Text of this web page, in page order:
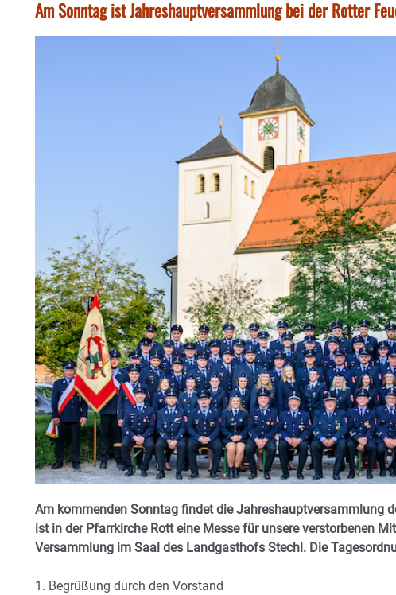
Am Sonntag ist Jahreshauptversammlung bei der Rotter
Am kommenden Sonntag findet die Jahreshauptversammlung
ist in der Pfarrkirche Rott eine Messe für unsere verstorbenen
Versammlung im Saal des Landgasthofs Stechl. Die
1. Begrüßung durch den Vorstand